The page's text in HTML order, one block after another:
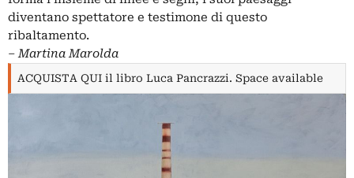
diventano spettatore e testimone di questo
ribaltamento.
‒ Martina Marolda
ACQUISTA QUI il libro Luca Pancrazzi. Space available